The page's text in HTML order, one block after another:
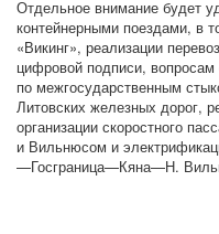
Отдельное внимание будет
контейнерными поездами, в
«Викинг», реализации
цифровой подписи, вопросам
по межгосударственным
Литовских железных дорог,
организации скоростного
и Вильнюсом и
—Госграница—Кяна—Н.